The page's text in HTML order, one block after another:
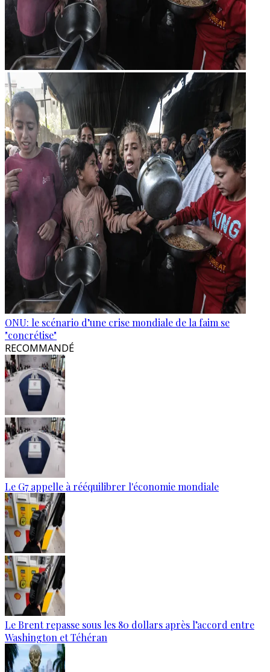
ONU: le scénario d’une crise mondiale de la faim se
"concrétise"
RECOMMANDÉ
Le G7 appelle à rééquilibrer l'économie mondiale
Le Brent repasse sous les 80 dollars après l’accord entre
Washington et Téhéran